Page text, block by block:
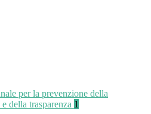
per la prevenzione della
della trasparenza 1